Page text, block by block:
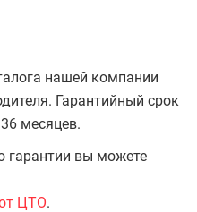
нашей компании
Гарантийный срок
месяцев.
гарантии вы можете
ЦТО.